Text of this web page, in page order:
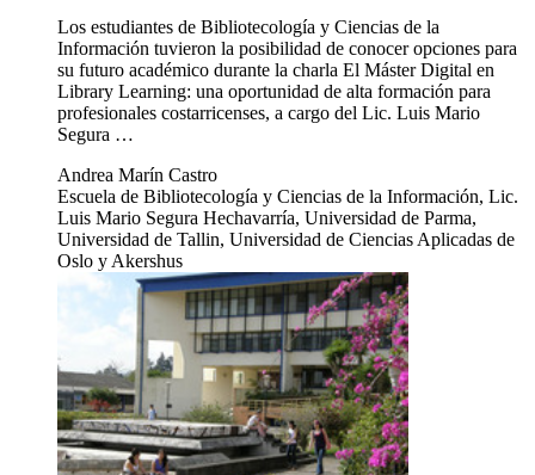
Los estudiantes de Bibliotecología y Ciencias de la
Información tuvieron la posibilidad de conocer opciones para
su futuro académico durante la charla El Máster Digital en
Library Learning: una oportunidad de alta formación para
profesionales costarricenses, a cargo del Lic. Luis Mario
Segura …
Andrea Marín Castro
Escuela de Bibliotecología y Ciencias de la Información, Lic.
Luis Mario Segura Hechavarría, Universidad de Parma,
Universidad de Tallin, Universidad de Ciencias Aplicadas de
Oslo y Akershus